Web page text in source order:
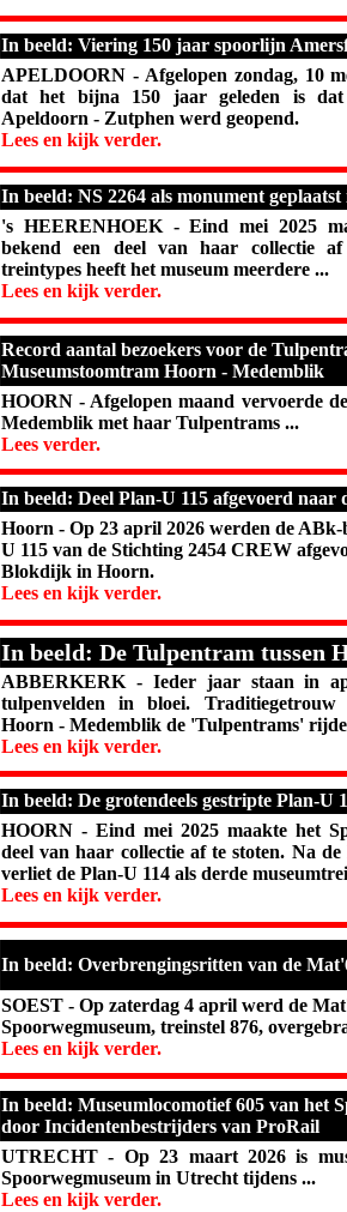
In beeld: Viering 150 jaar spoorlijn
APELDOORN - Afgelopen zondag, 10
dat het bijna 150 jaar geleden is
Apeldoorn - Zutphen werd geopend.
Lees en kijk verder.
In beeld: NS 2264 als monument
's HEERENHOEK - Eind mei 2025
bekend een deel van haar collectie
treintypes heeft het museum meerdere ...
Lees en kijk verder.
Record aantal bezoekers voor de
Museumstoomtram Hoorn - Medemblik
HOORN - Afgelopen maand vervoerde
Medemblik met haar Tulpentrams ...
Lees verder.
In beeld: Deel Plan-U 115 afgevoerd naar
Hoorn - Op 23 april 2026 werden de
U 115 van de Stichting 2454 CREW
Blokdijk in Hoorn.
Lees en kijk verder.
In beeld: De Tulpentram tussen
ABBERKERK - Ieder jaar staan in
tulpenvelden in bloei. Traditiegetrouw
Hoorn - Medemblik de 'Tulpentrams'
Lees en kijk verder.
In beeld: De grotendeels gestripte Plan-U
HOORN - Eind mei 2025 maakte het
deel van haar collectie af te stoten. Na de
verliet de Plan-U 114 als derde
Lees en kijk verder.
In beeld: Overbrengingsritten van de
SOEST - Op zaterdag 4 april werd de
Spoorwegmuseum, treinstel 876,
Lees en kijk verder.
In beeld: Museumlocomotief 605 van het
door Incidentenbestrijders van ProRail
UTRECHT - Op 23 maart 2026 is
Spoorwegmuseum in Utrecht tijdens ...
Lees en kijk verder.